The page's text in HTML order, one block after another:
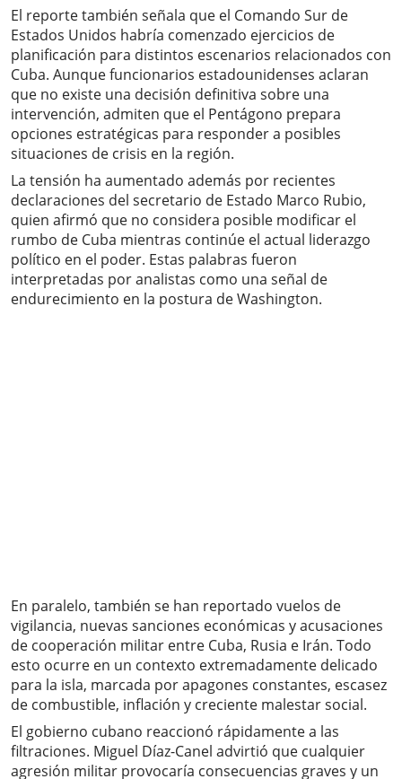
El reporte también señala que el Comando Sur de
Estados Unidos habría comenzado ejercicios de
planificación para distintos escenarios relacionados con
Cuba. Aunque funcionarios estadounidenses aclaran
que no existe una decisión definitiva sobre una
intervención, admiten que el Pentágono prepara
opciones estratégicas para responder a posibles
situaciones de crisis en la región.
La tensión ha aumentado además por recientes
declaraciones del secretario de Estado Marco Rubio,
quien afirmó que no considera posible modificar el
rumbo de Cuba mientras continúe el actual liderazgo
político en el poder. Estas palabras fueron
interpretadas por analistas como una señal de
endurecimiento en la postura de Washington.
En paralelo, también se han reportado vuelos de
vigilancia, nuevas sanciones económicas y acusaciones
de cooperación militar entre Cuba, Rusia e Irán. Todo
esto ocurre en un contexto extremadamente delicado
para la isla, marcada por apagones constantes, escasez
de combustible, inflación y creciente malestar social.
El gobierno cubano reaccionó rápidamente a las
filtraciones. Miguel Díaz-Canel advirtió que cualquier
agresión militar provocaría consecuencias graves y un